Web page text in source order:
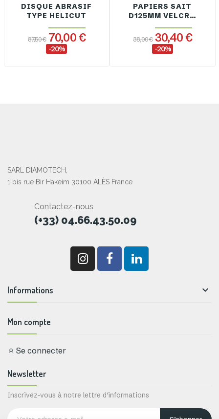
DISQUE ABRASIF
TYPE HELICUT
87,50 € 70,00 €
-20%
PAPIERS SAIT
D125MM VELCRO
AGRIPPANTS
38,00 € 30,40 €
-20%
SARL DIAMOTECH,
1 bis rue Bir Hakeim 30100 ALÈS France
Contactez-nous
(+33) 04.66.43.50.09
Informations 
Mon compte
Se connecter
Newsletter
Inscrivez-vous à notre lettre d'informations